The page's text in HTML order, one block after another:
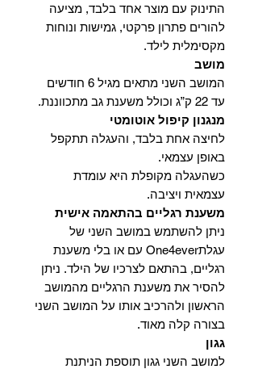
התינוק עם מוצר אחד בלבד, מציעה
להורים פתרון פרקטי, גמישות ונוחות
מקסימלית לילד.
מושב
המושב השני מתאים מגיל 6 חודשים
עד 22 ק”ג וכולל משענת גב מתכווננת.
מנגנון קיפול אוטומטי
לחיצה אחת בלבד, והעגלה תתקפל
באופן עצמאי.
כשהעגלה מקופלת היא עומדת
עצמאית ויציבה.
משענת רגליים בהתאמה אישית
ניתן להשתמש במושב השני של
עגלתOne4ever עם או בלי משענת
רגליים, בהתאם לצרכיו של הילד. ניתן
להסיר את משענת הרגליים מהמושב
הראשון ולהרכיב אותו על המושב השני
בצורה קלה מאוד.
גגון
למושב השני גגון תוספת הניתנת